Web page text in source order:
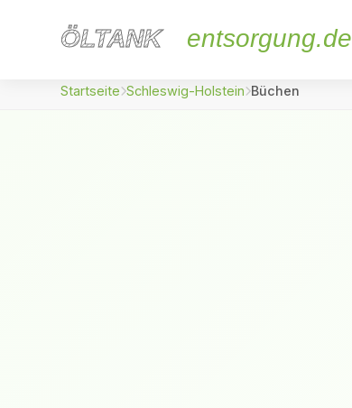
ÖLTANK
ÖLTANK entsorgung.de
Startseite Schleswig-Holstein Büchen